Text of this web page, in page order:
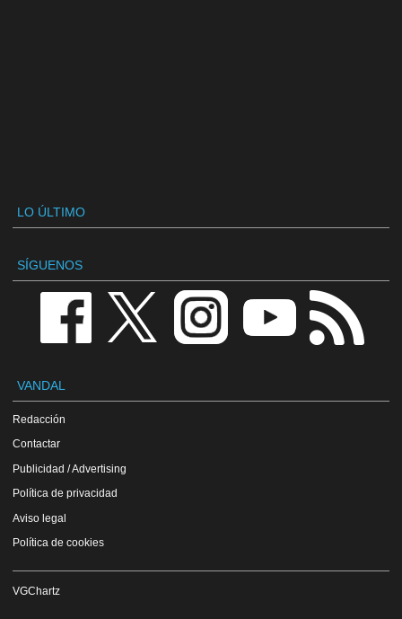
LO ÚLTIMO
SÍGUENOS
VANDAL
Redacción
Contactar
Publicidad / Advertising
Política de privacidad
Aviso legal
Política de cookies
VGChartz